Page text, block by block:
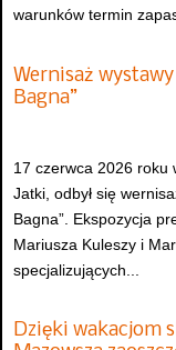
warunków termin
Wernisaż
Bagna”
17 czerwca 2026 roku
Jatki, odbył się
Bagna”. Ekspozycja
Mariusza Kuleszy i
specjalizujących...
Dzięki wakacjom